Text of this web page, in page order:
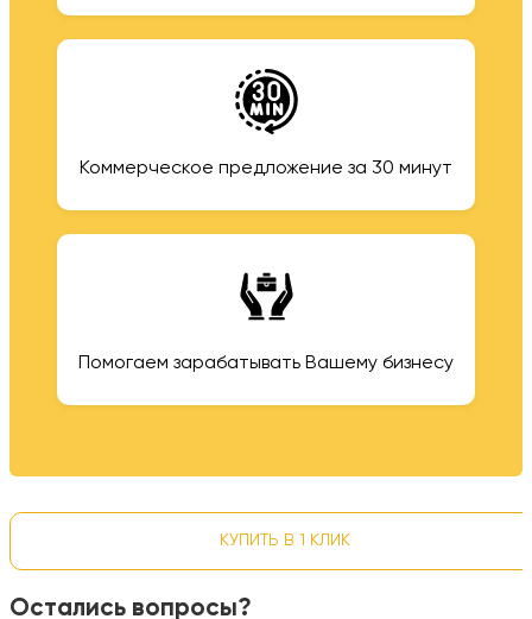
Коммерческое предложение за 30 минут
Помогаем зарабатывать Вашему бизнесу
КУПИТЬ В 1 КЛИК
Остались вопросы?